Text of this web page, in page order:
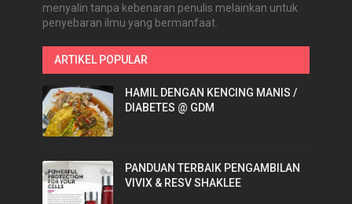
menyalin tanpa kebenaran penulis melainkan untuk
penyebaran ilmu yang bermanfaat.
ARTIKEL POPULAR
HAMIL DENGAN KENCING MANIS /
DIABETES @ GDM
PANDUAN TERBAIK PENGAMBILAN
VIVIX & RESV SHAKLEE